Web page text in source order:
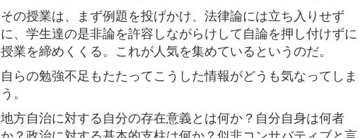
その授業は、まず例題を投げかけ、法律論には立ち入りせず
に、学生達の是非論を許容しながらけして自論を押し付けずに
授業を締めくくる。これが人気を集めているというのだ。
自らの勉強不足もたたってこうした情報がどうも気なってしま
う。
地方自治に対する自分の存在意義とは何か？自分自身は何者